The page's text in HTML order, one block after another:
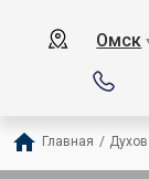
Омск
Главная /